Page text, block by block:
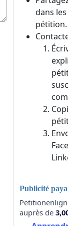
dans
pétition.
Publicité
auprès de